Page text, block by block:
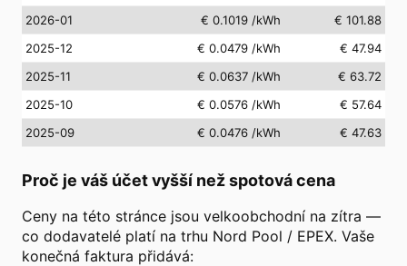
2026-01
€ 0.1019 /kWh
€ 101.88
2025-12
€ 0.0479 /kWh
€ 47.94
2025-11
€ 0.0637 /kWh
€ 63.72
2025-10
€ 0.0576 /kWh
€ 57.64
2025-09
€ 0.0476 /kWh € 47.63
Proč je váš účet vyšší než spotová cena
Ceny na této stránce jsou velkoobchodní na zítra —
co dodavatelé platí na trhu Nord Pool / EPEX. Vaše
konečná faktura přidává: